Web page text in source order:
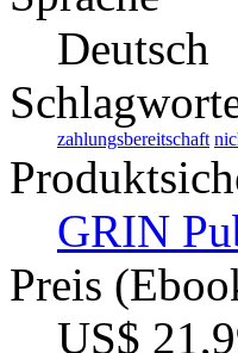
Deutsch
zahlungsbereitschaft
GRIN
Preis
US$